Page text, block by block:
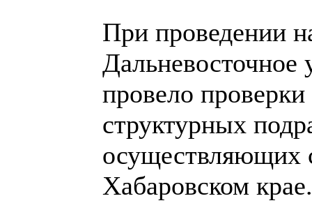
При проведении
Дальневосточное
провело
структурных
осуществляющих
Хабаровском крае.